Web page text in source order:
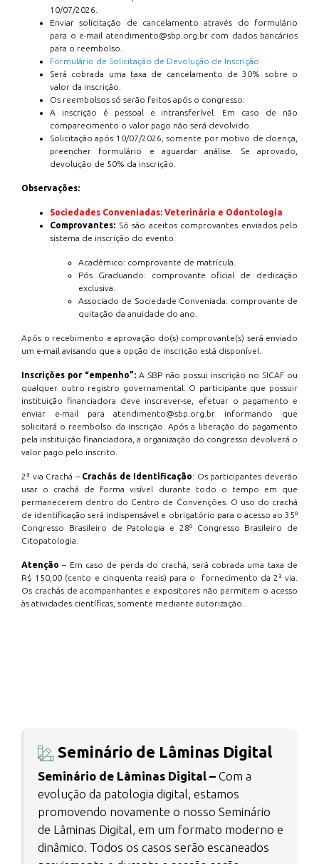
10/07/2026.
Enviar solicitação de cancelamento através do formulário
para o e-mail atendimento@sbp.org.br com dados bancários
para o reembolso.
Formulário de Solicitação de Devolução de Inscrição
Será cobrada uma taxa de cancelamento de 30% sobre o
valor da inscrição.
Os reembolsos só serão feitos após o congresso.
A inscrição é pessoal e intransferível. Em caso de não
comparecimento o valor pago não será devolvido.
Solicitação após 10/07/2026, somente por motivo de doença,
preencher formulário e aguardar análise. Se aprovado,
devolução de 50% da inscrição.
Observações:
Sociedades Conveniadas: Veterinária e Odontologia
Comprovantes: Só são aceitos comprovantes enviados pelo
sistema de inscrição do evento.
Acadêmico: comprovante de matrícula.
Pós Graduando: comprovante oficial de dedicação
exclusiva.
Associado de Sociedade Conveniada: comprovante de
quitação da anuidade do ano.
Após o recebimento e aprovação do(s) comprovante(s) será enviado
um e-mail avisando que a opção de inscrição está disponível.
Inscrições por “empenho”: A SBP não possui inscrição no SICAF ou
qualquer outro registro governamental. O participante que possuir
instituição financiadora deve inscrever-se, efetuar o pagamento e
enviar e-mail para atendimento@sbp.org.br informando que
solicitará o reembolso da inscrição. Após a liberação do pagamento
pela instituição financiadora, a organização do congresso devolverá o
valor pago pelo inscrito.
2ª via Crachá – Crachás de Identificação: Os participantes deverão
usar o crachá de forma visível durante todo o tempo em que
permanecerem dentro do Centro de Convenções. O uso do crachá
de identificação será indispensável e obrigatório para o acesso ao 35º
Congresso Brasileiro de Patologia e 28º Congresso Brasileiro de
Citopatologia.
Atenção – Em caso de perda do crachá, será cobrada uma taxa de
R$ 150,00 (cento e cinquenta reais) para o fornecimento da 2ª via.
Os crachás de acompanhantes e expositores não permitem o acesso
às atividades científicas, somente mediante autorização.
Seminário de Lâminas Digital
Seminário de Lâminas Digital – Com a
evolução da patologia digital, estamos
promovendo novamente o nosso Seminário
de Lâminas Digital, em um formato moderno e
dinâmico. Todos os casos serão escaneados